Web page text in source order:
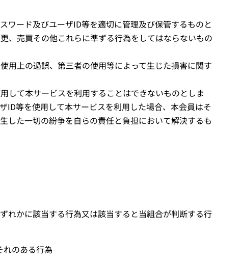
ワード及びユーザID等を適切に管理及び保管するものと
、売買その他これらに準ずる行為をしてはならないもの
用上の過誤、第三者の使用等によって生じた損害に関す
して本サービスを利用することはできないものとしま
ID等を使用して本サービスを利用した場合、本会員はそ
した一切の紛争を自らの責任と負担において解決するも
れかに該当する行為又は該当すると当組合が判断する行
れのある行為